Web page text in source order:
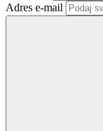
Adres e-mail